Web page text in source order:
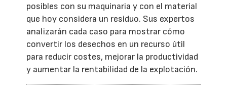
posibles con su maquinaria y con el material
que hoy considera un residuo. Sus expertos
analizarán cada caso para mostrar cómo
convertir los desechos en un recurso útil
para reducir costes, mejorar la productividad
y aumentar la rentabilidad de la explotación.